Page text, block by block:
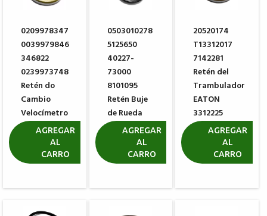
0209978347
0039979846
346822
0239973748
Retén do
Cambio
Velocímetro
ZF
0634300185
R$ 10,55
AGREGAR
AL
CARRO
0503010278
5125650
40227-
73000
8101095
Retén Buje
de Rueda
CARRARO
R$ 9,26
AGREGAR
AL
CARRO
20520174
T13312017
7142281
Retén del
Trambulador
EATON
3312225
R$ 10,55
AGREGAR
AL
CARRO